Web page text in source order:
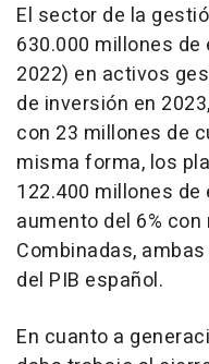
El sector de la
630.000 millones de
2022) en activos
de inversión en
con 23 millones de
misma forma, los
122.400 millones
aumento del 6%
Combinadas,
del PIB español.
En cuanto a